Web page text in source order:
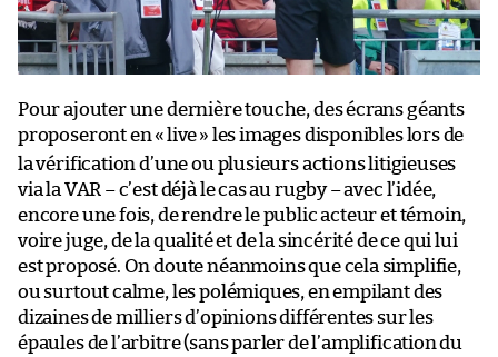
Pour ajouter une dernière touche, des écrans géants
proposeront en « live» les images disponibles lors de
la vérification d’une ou plusieurs actions litigieuses
via la VAR – c’est déjà le cas au rugby – avec l’idée,
encore une fois, de rendre le public acteur et témoin,
voire juge, de la qualité et de la sincérité de ce qui lui
est proposé. On doute néanmoins que cela simplifie,
ou surtout calme, les polémiques, en empilant des
dizaines de milliers d’opinions différentes sur les
épaules de l’arbitre (sans parler de l’amplification du